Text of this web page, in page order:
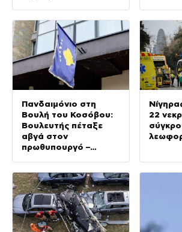
Πανδαιμόνιο στη
Βουλή του Κοσόβου:
Βουλευτής πέταξε
αβγά στον
πρωθυπουργό –
22